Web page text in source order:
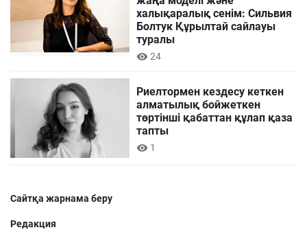
халықаралық сенім: Сильвия
Болтук Құрылтай сайлауы
туралы
24
Риелтормен кездесу кеткен
алматылық бойжеткен
төртінші қабаттан құлап қаза
тапты
1
Сайтқа жарнама беру
Редакция